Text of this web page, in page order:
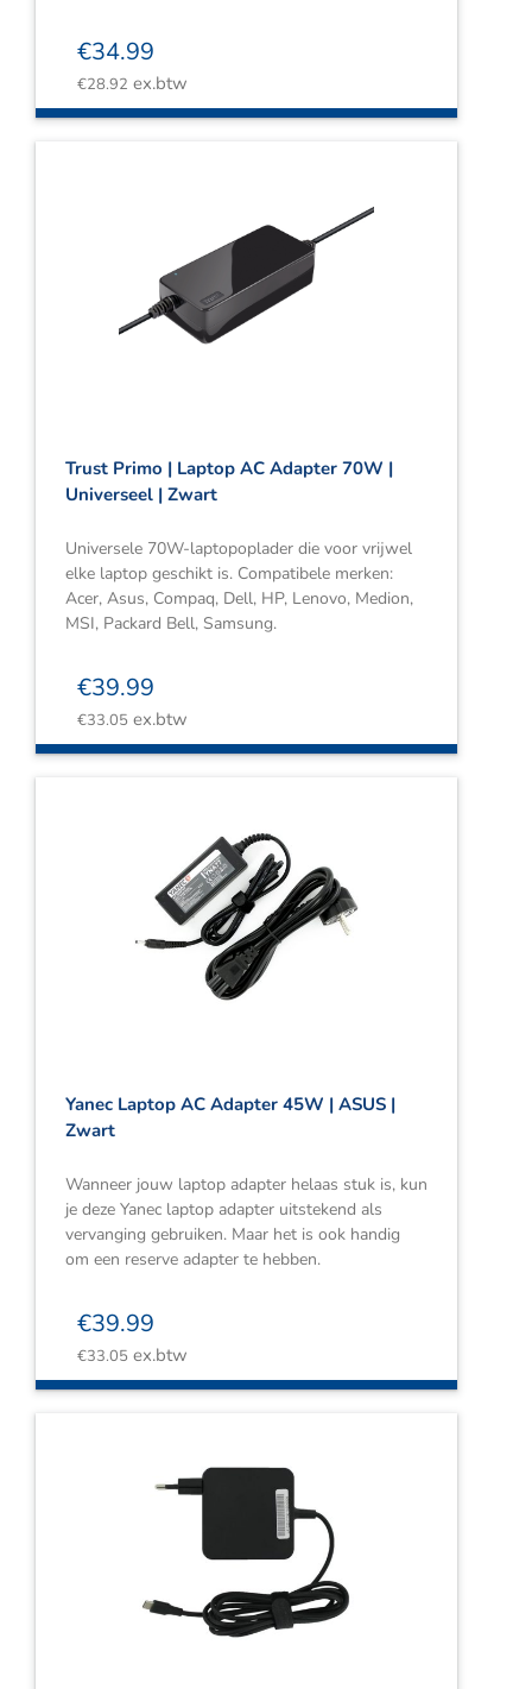
€34.99
€28.92 ex.btw
Trust Primo | Laptop AC Adapter 70W |
Universeel | Zwart
Universele 70W-laptopoplader die voor vrijwel
elke laptop geschikt is. Compatibele merken:
Acer, Asus, Compaq, Dell, HP, Lenovo, Medion,
MSI, Packard Bell, Samsung.
€39.99
€33.05 ex.btw
Yanec Laptop AC Adapter 45W | ASUS |
Zwart
Wanneer jouw laptop adapter helaas stuk is, kun
je deze Yanec laptop adapter uitstekend als
vervanging gebruiken. Maar het is ook handig
om een reserve adapter te hebben.
€39.99
€33.05 ex.btw